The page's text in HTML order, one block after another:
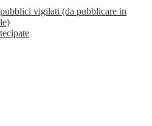
vigilati (da pubblicare in